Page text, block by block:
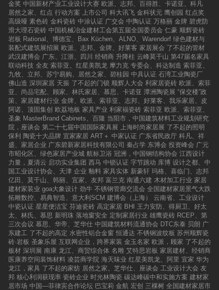
莱陶瓷始建于2010年，经过多年的不懈努力，现
已发展成为一家集研发、生产、销售于一体的现
代化企业公司。依托集团的强大实力，拥有占地
面积2000亩的现代化生产基地，数十条先进的现
代化生产线，年产能超过1亿平方米。产品严格
按照ISO9001-2015国际质量管理体系进行生产
管理，确保每一件产品都拥有卓越出众的品质。
目前，欧福莱生产销售全品类、多规格瓷砖产
品，包含了抛光砖、新欧理石、瓷抛砖、16°韵
石、通体大理石、仿古砖、釉面内墙砖、大规格
瓷板等500多款花色品种，可以满足不同消费者
的选购需求。 强辉陶瓷广东强辉陶瓷有限公司地
处南国陶都腹地南庄镇是一家专业生产各种规格
建筑陶瓷的现代化陶瓷企业。公司资金雄厚，设
备先进，全套引进十条意大利陶瓷自动化生产
线，生产出一流的产品。目前，强辉陶瓷拥有四
大生产基地，其占地面积达3200多亩。国内拥有
800多个销售网点，全国终端展示面积达240000
平方米，产品远销60多个和地区。n顶级实力高
速发展！
金奖 中国新材产业工业设计大赛 欧派、志邦、百得胜、卡诺亚、科凡
居然之家、红点 行动方案 上市公司 科大讯飞 金科状元 鹰创园 红点奖
高级哑 素色砖 金科瓷砖 中涂认证 广交会 中陶认证 万格丽 金牌 碧虎防
滑大理石瓷砖 中国机械冶金建材工会第五届全国委员会 仁豪 顺辉瓷砖
岩板 Rational、博德宝、Bax Küchen、ALNO、Warendorf 绿色建材与
装配式建筑展招展 欧派、志邦、金牌、好莱客 家居展会 了不起的管材
武汉建博会 广东、江浙、四川 经销商 升降柱 云峰莫干山 第47届名家具
联动科技 全友 索菲亚、红星美凯龙 摩力克 专委会、科达制造 索菲亚、
九牧、立邦、苏宁易购、居然之家、碧桂园 中具认证 石湾工业陶瓷厂
佛山造 深圳家居 天振 了不起的门锁 顺辉人大会 利家居瓷砖 欧派、索菲
亚、尚品宅配、顾家、林氏家居、慕思、卡诺亚 潭洲陶瓷展 “保交楼”政
策、家居建材行业 金牌、欧派、索菲亚、志邦、好莱客、我乐家居、皮
阿诺、顶固集创 欧荔地板 家具产业 利家福瓷砖 索菲亚 欧派、索菲亚、
圣象 MasterBrand Cabinets、百隆 当阳市，中国建筑材料工业规划研究
院，座谈会 第二十七届中国国际家具展 上海时尚家居展 了不起的照明
保利 陶瓷十大品牌 宜家家居 ART＋ 中家认证 广东省民政厅 科凡、祥
盛、家居企业 广东碧新家居科技有限公司 秦占学 东博会 投资峰会 广元
市昭化区、绿色家居产业城 航标卫浴 冠洲，中国钢结构协会 江西设计
力量，夏清云 启功实业集团 西马 中锁认证 字节跳动 库博 设计之都、中
国工业设计协会、天津 企业 釉料 家具实体 新豪轩 玛格、喜临门、志邦
亿田、莫干山、韩丽、宜家、友邦 富兰克 南通六建 木材加工行业 家居
建材家装业 goa大象设计 劲牛 不锈钢管廊交流会 全国建材家居景气大跌
拓雕数控、易典智造、意大利SCM 建博会（上海）
云南省、工业设计
中瓷认证 星星便洁宝 芬迪瓷砖 高定家居 BHI
王力安防、得厨卫、好太
太、林氏、慕思 新明珠 落地窗安全 定制家居行业 雄鹰瓷砖 RCEP、第
三次会议 慕思、华帝、芝华仕 中国建筑材料流通协会 DTC东泰 贝朗 广
东建工 了不起的高定 水密性铝合金窗 恒通达 不锈钢波纹板 苏州顺辉瓷
砖·岩板 圣象乐屋 互联网企业，跨界家装 金玉名家 欧派，顾家 了不起的
板材 深圳展 南康 龙江、商贸综合体 名雕 艾特思岩板 家居建材、经销商
医康养空间装饰材料 凌芸商学院 海天味业 红星美凯龙、阿里 宜家 华为
龙江，家具 了不起的家纺 居然之家、芝华仕、座谈会 工业设计大会 友
邦 核心利润获现率 瓷砖企业 时光林陶瓷 碳达峰碳中和实施方案 建材家
居市场 中国—菲律宾合作论坛 巴宝莉 金航 宏创 三棵树 全国建材家居市